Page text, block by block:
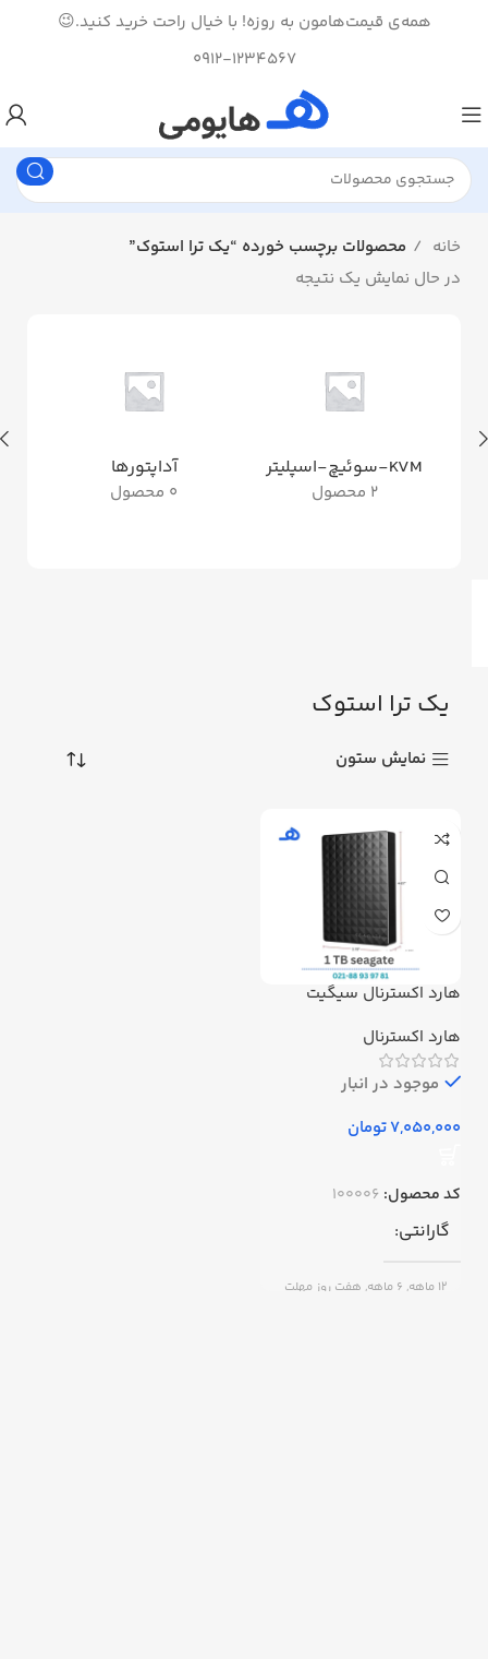
همه‌ی قیمت‌هامون به روزه! با خیال راحت خرید کنید.😉
0912-1234567
خانه
محصولات برچسب خورده “یک ترا استوک”
در حال نمایش یک نتیجه
KVM-سوئیچ-اسپلیتر
2 محصول
آداپتورها
0 محصول
یک ترا استوک
نمایش ستون
هارد اکسترنال سیگیت
1 ترابایت استوکهارد اکسترنال
موجود در انبار
تومان
کد محصول: 100006
گارانتی
12 ماهه, 6 ماهه, هفت روز مهلت